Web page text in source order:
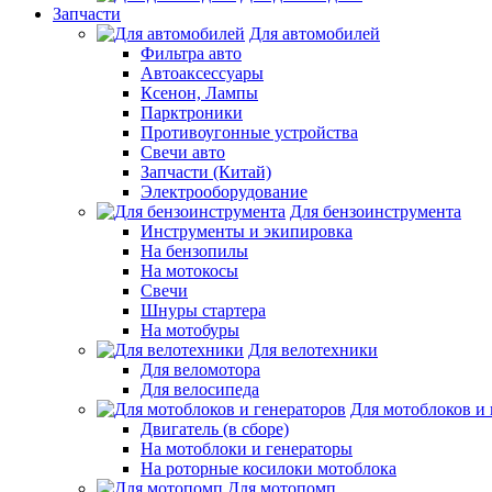
Запчасти
Для автомобилей
Фильтра авто
Автоаксессуары
Ксенон, Лампы
Парктроники
Противоугонные устройства
Свечи авто
Запчасти (Китай)
Электрооборудование
Для бензоинструмента
Инструменты и экипировка
На бензопилы
На мотокосы
Свечи
Шнуры стартера
На мотобуры
Для велотехники
Для веломотора
Для велосипеда
Для мотоблоков и
Двигатель (в сборе)
На мотоблоки и генераторы
На роторные косилоки мотоблока
Для мотопомп